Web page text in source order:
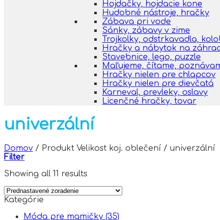
Hojdačky, hojdacie kone
Hudobné nástroje, hračky
Zábava pri vode
Sánky, zábavy v zime
Trojkolky, odstrkavadla,
Hračky a nábytok na
Stavebnice, lego, puzzle
Maľujeme, čítame,
Hračky nielen pre chlapcov
Hračky nielen pre dievčatá
Karneval, prevleky, oslavy
Licenčné hračky, tovar
univerzální
Domov / Produkt Velikost koj. oblečení / univerzální
Filter
Showing all 11 results
Kategórie
Móda pre mamičky (35)